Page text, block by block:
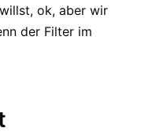
ok, aber wir
der Filter im